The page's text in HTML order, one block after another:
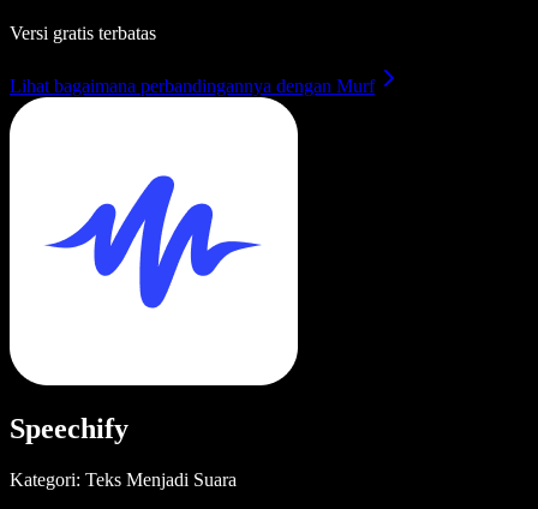
Versi gratis terbatas
Lihat bagaimana perbandingannya dengan Murf
Speechify
Kategori: Teks Menjadi Suara